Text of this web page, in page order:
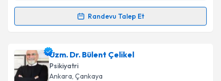
kapsamda işlenmesini kabul ediyorum.
Randevu Talep Et
Randevu Takvimi Talebi
Doç. Dr. Cemil Çelikiçin randevu takvimi talebi
oluşturun. Size bu uzmandan randevu almanız için bir
takvim hazırlandığında e-posta ile bilgilendireceğiz.
Uzm. Dr. Bülent Çelikel
Psikiyatri
Ankara, Çankaya